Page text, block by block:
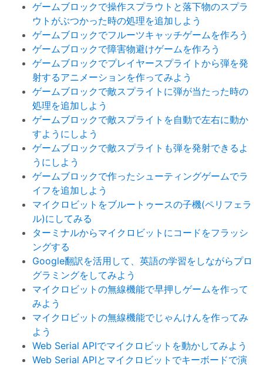
ゲームブロックで操作スプラウトと落下物のスプラ
ウトがぶつかった時の処理を追加しよう
ゲームブロックでフルーツキャッチゲームを作ろう
ゲームブロックで障害物避けゲームを作ろう
ゲームブロックでプレイヤースプライトから弾を発
射するアニメーションを作ってみよう
ゲームブロックで敵スプライトに弾が当たった時の
処理を追加しよう
ゲームブロックで敵スプライトを自動で左右に動か
すようにしよう
ゲームブロックで敵スプライトも弾を発射できるよ
うにしよう
ゲームブロックで作ったシューティングゲームでラ
イフを追加しよう
マイクロビットをブルートゥースの子機(ペリフェラ
ル)にしてみる
ターミナルからマイクロビットにコードをフラッシ
ングする
Google翻訳を活用して、英語の学習をしながらプロ
グラミングをしてみよう
マイクロビットの無線機能で早押しゲームを作って
みよう
マイクロビットの無線機能でじゃんけんを作ってみ
よう
Web Serial APIでマイクロビットを動かしてみよう
Web Serial APIとマイクロビットでキーボードで演